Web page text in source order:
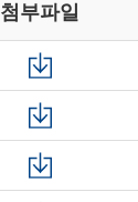
첨부파일